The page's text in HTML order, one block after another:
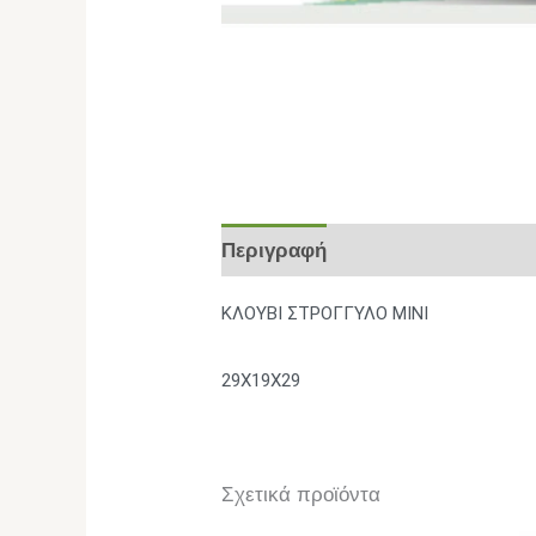
Περιγραφή
ΚΛΟΥΒΙ ΣΤΡΟΓΓΥΛΟ ΜΙΝΙ
29X19X29
Σχετικά προϊόντα